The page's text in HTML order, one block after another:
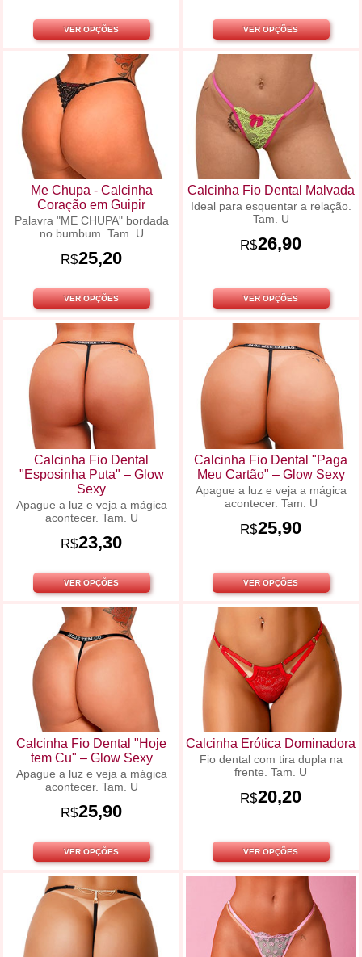
VER OPÇÕES VER OPÇÕES
Me Chupa - Calcinha
Coração em Guipir
Palavra "ME CHUPA" bordada
no bumbum. Tam. U
R$25,20
VER OPÇÕES
Calcinha Fio Dental Malvada
Ideal para esquentar a relação.
Tam. U
R$26,90
VER OPÇÕES
Calcinha Fio Dental
"Esposinha Puta" – Glow
Sexy
Apague a luz e veja a mágica
acontecer. Tam. U
R$23,30
VER OPÇÕES
Calcinha Fio Dental "Paga
Meu Cartão" – Glow Sexy
Apague a luz e veja a mágica
acontecer. Tam. U
R$25,90
VER OPÇÕES
Calcinha Fio Dental "Hoje
tem Cu" – Glow Sexy
Apague a luz e veja a mágica
acontecer. Tam. U
R$25,90
VER OPÇÕES
Calcinha Erótica Dominadora
Fio dental com tira dupla na
frente. Tam. U
R$20,20
VER OPÇÕES